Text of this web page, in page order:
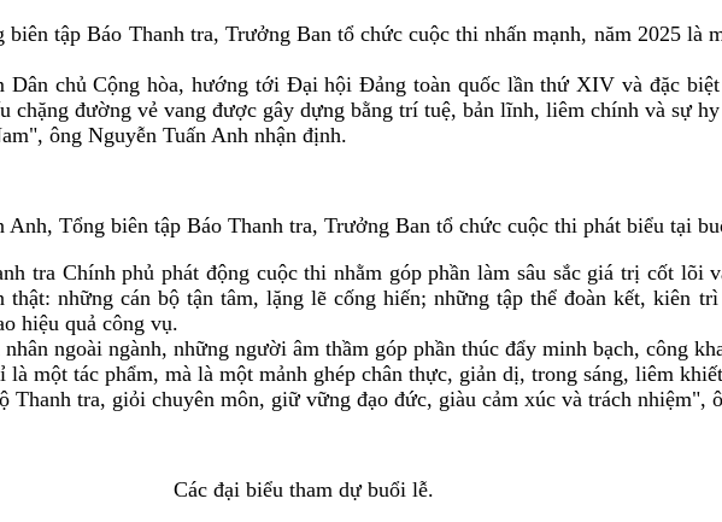
tập Báo Thanh tra, Trưởng Ban tổ chức cuộc thi nhấn mạnh, năm 2025 là
chủ Cộng hòa, hướng tới Đại hội Đảng toàn quốc lần thứ XIV và đặc
đường vẻ vang được gây dựng bằng trí tuệ, bản lĩnh, liêm chính và sự
ông Nguyễn Tuấn Anh nhận định.
Anh, Tổng biên tập Báo Thanh tra, Trưởng Ban tổ chức cuộc thi phát biểu tại
tra Chính phủ phát động cuộc thi nhằm góp phần làm sâu sắc giá trị cốt lõi
những cán bộ tận tâm, lặng lẽ cống hiến; những tập thể đoàn kết, kiên
hiệu quả công vụ.
ngoài ngành, những người âm thầm góp phần thúc đẩy minh bạch, công
một tác phẩm, mà là một mảnh ghép chân thực, giản dị, trong sáng, liêm
tra, giỏi chuyên môn, giữ vững đạo đức, giàu cảm xúc và trách nhiệm",
Các đại biểu tham dự buổi lễ.